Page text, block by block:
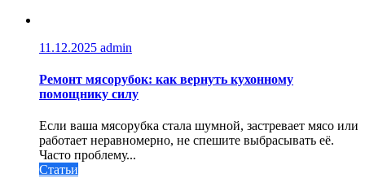
11.12.2025 admin
Ремонт мясорубок: как вернуть кухонному
помощнику силу
Если ваша мясорубка стала шумной, застревает мясо или
работает неравномерно, не спешите выбрасывать её.
Часто проблему...
Статьи